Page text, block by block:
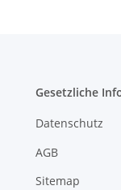
Gesetzliche
Datenschutz
AGB
Sitemap